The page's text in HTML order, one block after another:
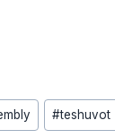
#teshuvot